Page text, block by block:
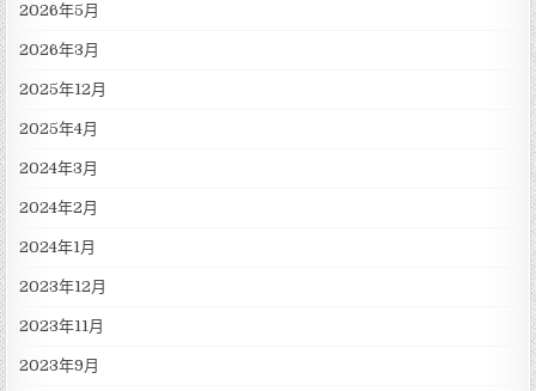
2026年5月
2026年3月
2025年12月
2025年4月
2024年3月
2024年2月
2024年1月
2023年12月
2023年11月
2023年9月